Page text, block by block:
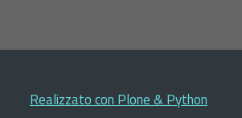
Realizzato con Plone & Python